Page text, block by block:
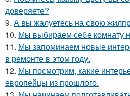
доверяете?
9. А вы жалуетесь на свою
10. Мы выбираем себе комнату
11. Мы запоминаем новые
в ремонте в этом году.
12. Мы посмотрим, какие
европейцы из прошлого.